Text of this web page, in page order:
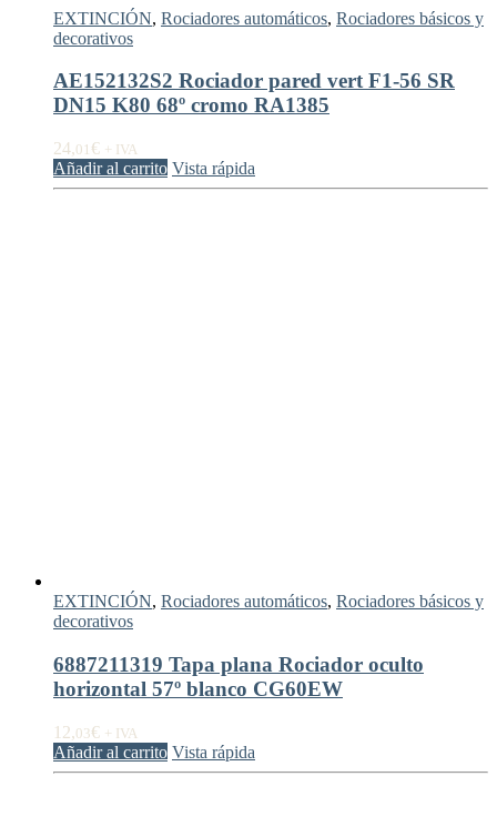
EXTINCIÓN, Rociadores automáticos, Rociadores básicos y
decorativos
AE152132S2 Rociador pared vert F1-56 SR
DN15 K80 68º cromo RA1385
24,01 € + IVA
Añadir al carrito Vista rápida
EXTINCIÓN, Rociadores automáticos, Rociadores básicos y
decorativos
6887211319 Tapa plana Rociador oculto
horizontal 57º blanco CG60EW
12,03€ + IVA
Añadir al carrito Vista rápida